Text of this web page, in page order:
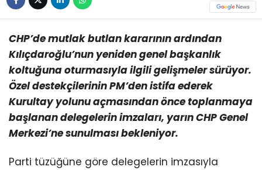
CHP’de mutlak butlan kararının ardından
Kılıçdaroğlu’nun yeniden genel başkanlık
koltuğuna oturmasıyla ilgili gelişmeler sürüyor.
Özel destekçilerinin PM’den istifa ederek
Kurultay yolunu açmasından önce toplanmaya
başlanan delegelerin imzaları, yarın CHP Genel
Merkezi’ne sunulması bekleniyor.
Parti tüzüğüne göre delegelerin imzasıyla